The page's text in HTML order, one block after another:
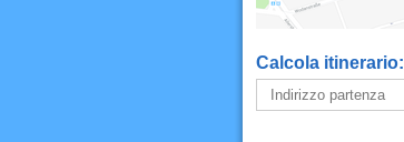
Calcola itinerario: